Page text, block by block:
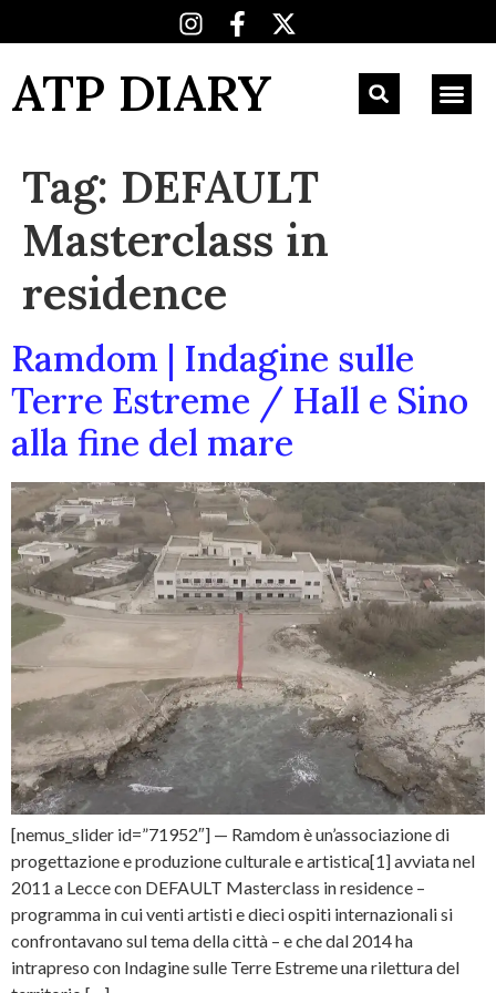
ATP DIARY
Tag: DEFAULT
Masterclass in
residence
Ramdom | Indagine sulle
Terre Estreme / Hall e Sino
alla fine del mare
[nemus_slider id=”71952″] — Ramdom è un’associazione di
progettazione e produzione culturale e artistica[1] avviata nel
2011 a Lecce con DEFAULT Masterclass in residence –
programma in cui venti artisti e dieci ospiti internazionali si
confrontavano sul tema della città – e che dal 2014 ha
intrapreso con Indagine sulle Terre Estreme una rilettura del